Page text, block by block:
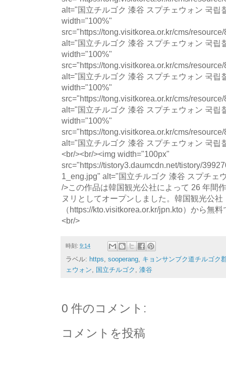
alt="国立チルゴク 漆谷 スプチェウォン 국립
width="100%"
src="https://tong.visitkorea.or.kr/cms/
alt="国立チルゴク 漆谷 スプチェウォン 국립
width="100%"
src="https://tong.visitkorea.or.kr/cms/
alt="国立チルゴク 漆谷 スプチェウォン 국립
width="100%"
src="https://tong.visitkorea.or.kr/cms/
alt="国立チルゴク 漆谷 スプチェウォン 국립
width="100%"
src="https://tong.visitkorea.or.kr/cms/
alt="国立チルゴク 漆谷 スプチェウォン 국립
<br/><br/><img width="100px"
src="https://tistory3.daumcdn.net/tistory/
1_eng.jpg" alt="国立チルゴク 漆谷 スプチェ
/>この作品は韓国観光公社によって 26 年間
ヌリとしてオープンしました。韓国観光公社
（https://kto.visitkorea.or.kr/jpn.kto）から無
<br/>
時刻: 9:14
ラベル: https, sooperang, キョンサンブク道チルゴク
ェウォン, 国立チルゴク , 漆谷
0 件のコメント:
コメントを投稿